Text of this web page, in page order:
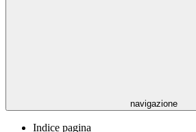
navigazione
Indice pagina